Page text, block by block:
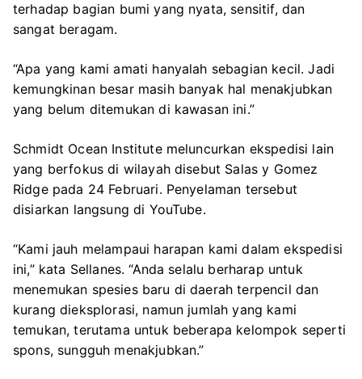
terhadap bagian bumi yang nyata, sensitif, dan
sangat beragam.
“Apa yang kami amati hanyalah sebagian kecil. Jadi
kemungkinan besar masih banyak hal menakjubkan
yang belum ditemukan di kawasan ini.”
Schmidt Ocean Institute meluncurkan ekspedisi lain
yang berfokus di wilayah disebut Salas y Gomez
Ridge pada 24 Februari. Penyelaman tersebut
disiarkan langsung di YouTube.
“Kami jauh melampaui harapan kami dalam ekspedisi
ini,” kata Sellanes. “Anda selalu berharap untuk
menemukan spesies baru di daerah terpencil dan
kurang dieksplorasi, namun jumlah yang kami
temukan, terutama untuk beberapa kelompok seperti
spons, sungguh menakjubkan.”